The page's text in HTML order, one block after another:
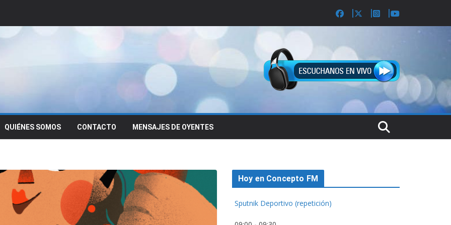
QUIÉNES SOMOS CONTACTO MENSAJES DE OYENTES
Hoy en Concepto FM
Sputnik Deportivo (repetición)